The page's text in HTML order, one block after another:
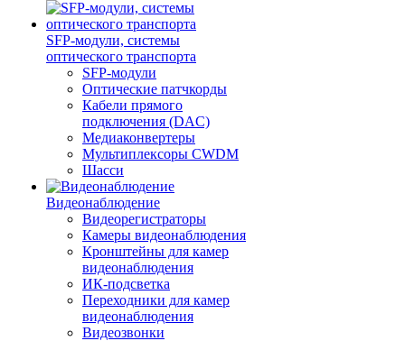
SFP-модули, системы
оптического транспорта
SFP-модули
Оптические патчкорды
Кабели прямого
подключения (DAC)
Медиаконвертеры
Мультиплексоры CWDM
Шасси
Видеонаблюдение
Видеорегистраторы
Камеры видеонаблюдения
Кронштейны для камер
видеонаблюдения
ИК-подсветка
Переходники для камер
видеонаблюдения
Видеозвонки